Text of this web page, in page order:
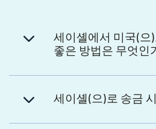
세이셸에서 미국(으
좋은 방법은 무엇인
세이셸(으)로 송금